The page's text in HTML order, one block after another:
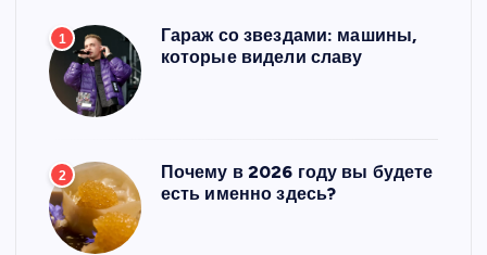
1
Гараж со звездами: машины,
которые видели славу
2
Почему в 2026 году вы будете
есть именно здесь?